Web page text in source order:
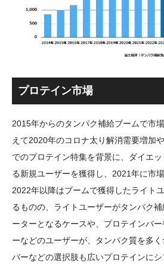
プロテイン市場
2015年からのタンパク補給ブームで市
えて2020年のコロナ太り解消需要増加
でのプロテイン特集を背景に、ダイエ
る新規ユーザーを獲得し、2021年に市
2022年以降はブームで獲得したライト
るものの、ライトユーザーがタンパク
ーターとなるケースや、プロテインバ
ーなどのユーザーが、タンパク質を多
バーなどの選択肢も広いプロテインに